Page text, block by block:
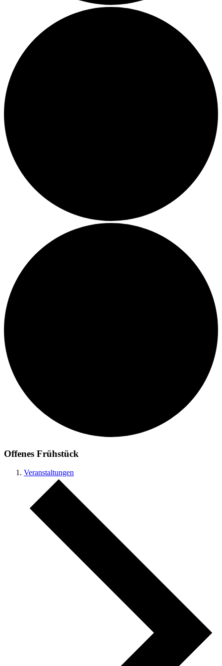
Offenes Frühstück
Veranstaltungen